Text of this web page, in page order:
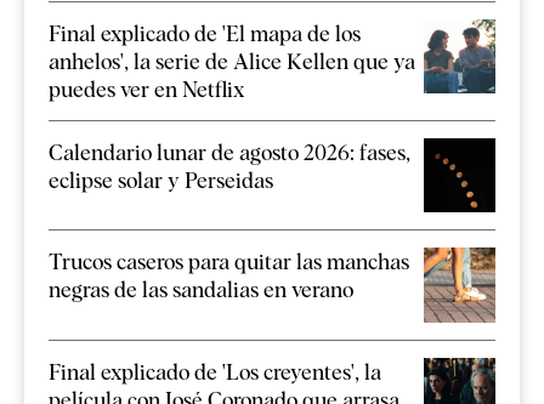
Final explicado de 'El mapa de los
anhelos', la serie de Alice Kellen que ya
puedes ver en Netflix
Calendario lunar de agosto 2026: fases,
eclipse solar y Perseidas
Trucos caseros para quitar las manchas
negras de las sandalias en verano
Final explicado de 'Los creyentes', la